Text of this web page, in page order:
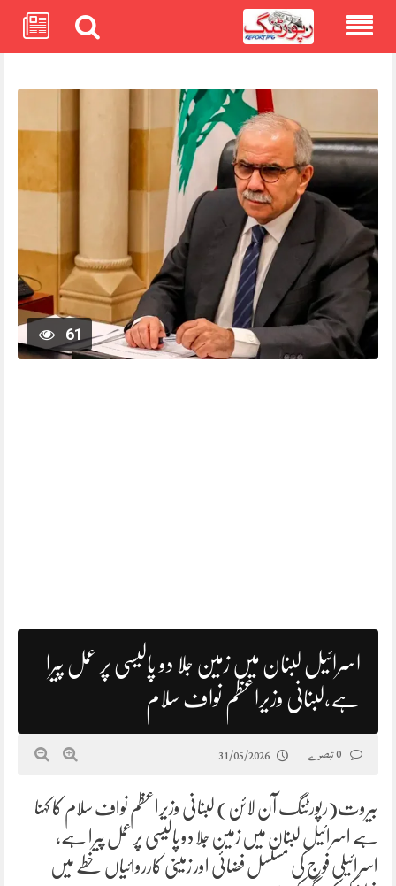
61
اسرائیل لبنان میں زمین جلا دو پالیسی پر عمل پیرا
ہے،لبنانی وزیراعظم نواف سلام
31/05/2026
بیروت(رپورٹنگ آن لائن) لبنانی وزیراعظم نواف سلام کا کہنا
ہے اسرائیل لبنان میں زمین جلا دو پالیسی پر عمل پیرا ہے،
اسرائیلی فوج کی مسلسل فضائی اور زمینی کارروائیاں خطے میں